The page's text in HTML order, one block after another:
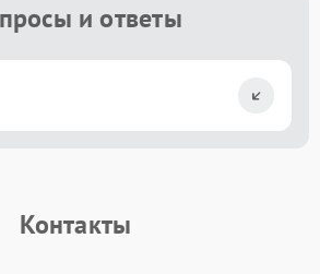
и ответы
Контакты